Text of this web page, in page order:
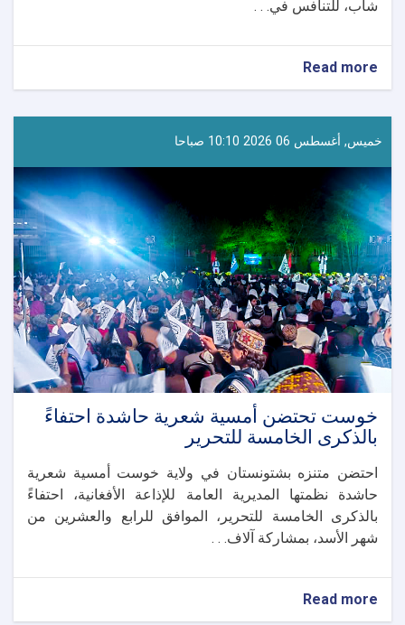
شاب، للتنافس في. . .
Read more
المسابقة
الخاصة
وتكريم
الفائزين
في
لغمان
خميس, أغسطس 06 2026 10:10 صباحا
خوست تحتضن أمسية شعرية حاشدة احتفاءً
بالذكرى الخامسة للتحرير
احتضن متنزه بشتونستان في ولاية خوست أمسية شعرية
حاشدة نظمتها المديرية العامة للإذاعة الأفغانية، احتفاءً
بالذكرى الخامسة للتحرير، الموافق للرابع والعشرين من
شهر الأسد، بمشاركة آلاف. . .
Read more